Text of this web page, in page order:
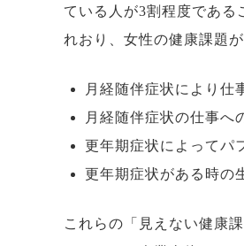
ている人が3割程度である
れおり、女性の健康課題
月経随伴症状により仕
月経随伴症状の仕事へ
更年期症状によってパ
更年期症状がある時の
これらの「見えない健康